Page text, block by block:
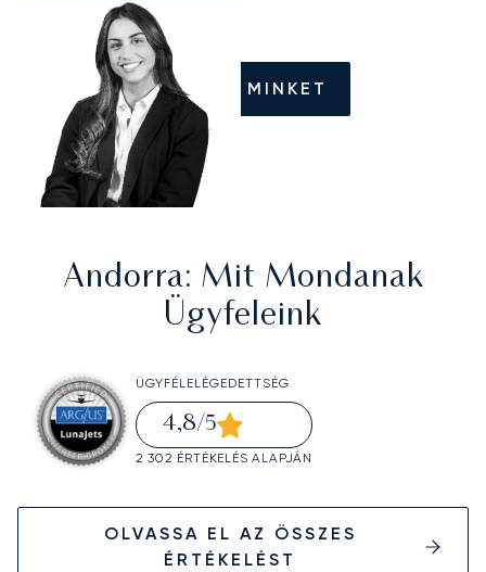
HÍVJON MINKET
Andorra: Mit Mondanak
Ügyfeleink
ÜGYFÉLELÉGEDETTSÉG
4,8/5
2 302 ÉRTÉKELÉS ALAPJÁN
OLVASSA EL AZ ÖSSZES
ÉRTÉKELÉST